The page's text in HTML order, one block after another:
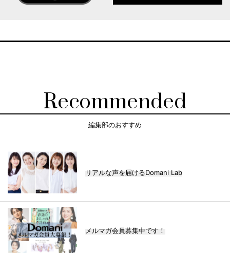
Recommended
編集部のおすすめ
リアルな声を届けるDomani Lab
メルマガ会員募集中です！